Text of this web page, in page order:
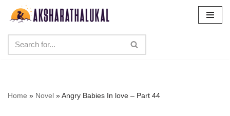
content
Home » Novel »Angry Babies In love – Part 44